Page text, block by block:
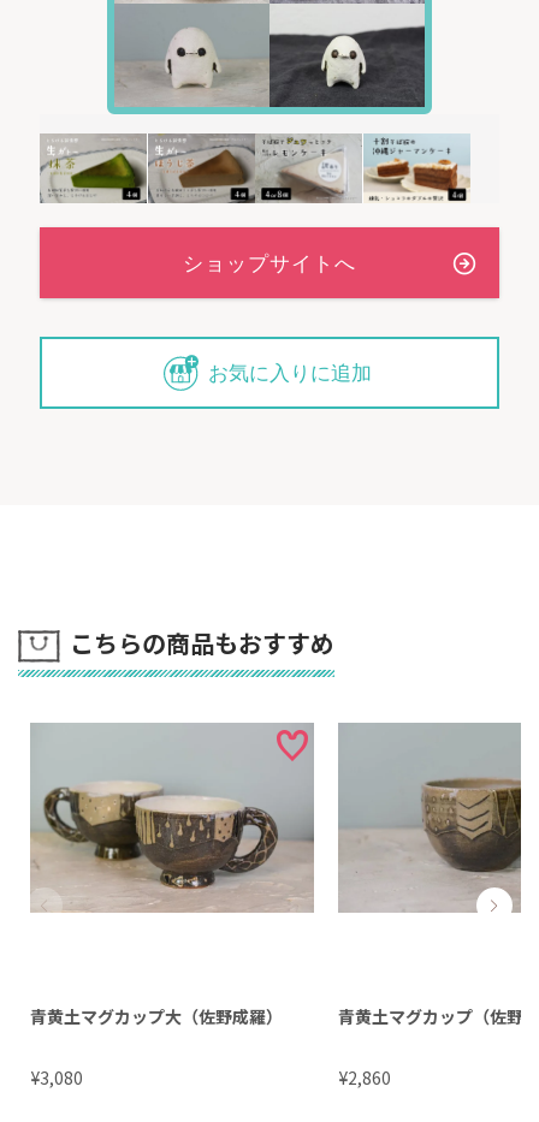
お気に入りに追加
こちらの商品もおすすめ
青黄土マグカップ大（佐野成羅）
¥3,080
青黄土マグカップ（佐野
¥2,860